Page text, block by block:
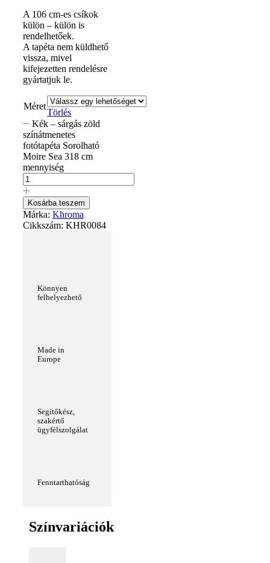
A 106 cm-es csíkok
külön – külön is
rendelhetőek.
A tapéta nem küldhető
vissza, mivel
kifejezetten rendelésre
gyártatjuk le.
Méret
Törlés
Kék – sárgás zöld
színátmenetes
fotótapéta Sorolható
Moire Sea 318 cm
mennyiség
Kosárba teszem
Márka: Khroma
Cikkszám: KHR0084
Könnyen
felhelyezhető
Made in
Europe
Segítőkész,
szakértő
ügyfélszolgálat
Fenntarthatóság
Színvariációk